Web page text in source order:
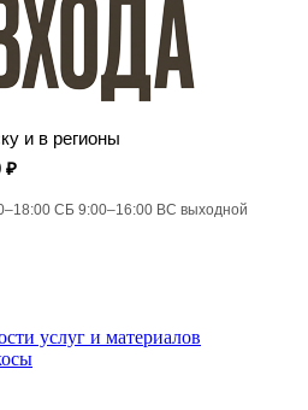
и в регионы
₽
СБ 9:00–16:00 ВС выходной
услуг и материалов